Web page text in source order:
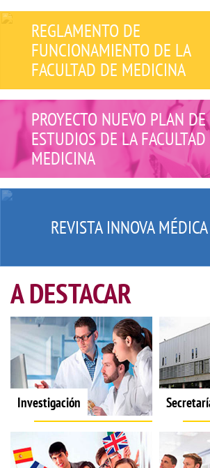
REGLAMENTO DE
FUNCIONAMIENTO DE LA
FACULTAD DE MEDICINA
PROYECTO NUEVO PLAN DE
ESTUDIOS DE LA
MEDICINA
REVISTA INNOVA MÉDICA
A DESTACAR
Investigación